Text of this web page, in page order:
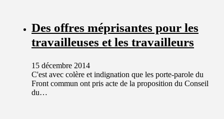
Des offres méprisantes pour les
travailleuses et les travailleurs
15 décembre 2014
C'est avec colère et indignation que les porte-parole du
Front commun ont pris acte de la proposition du Conseil
du…